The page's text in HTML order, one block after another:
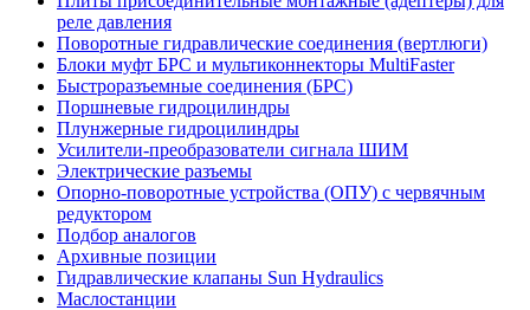
реле давления
Поворотные гидравлические соединения (вертлюги)
Блоки муфт БРС и мультиконнекторы MultiFaster
Быстроразъемные соединения (БРС)
Поршневые гидроцилиндры
Плунжерные гидроцилиндры
Усилители-преобразователи сигнала ШИМ
Электрические разъемы
Опорно-поворотные устройства (ОПУ) с червячным
редуктором
Подбор аналогов
Архивные позиции
Гидравлические клапаны Sun Hydraulics
Маслостанции